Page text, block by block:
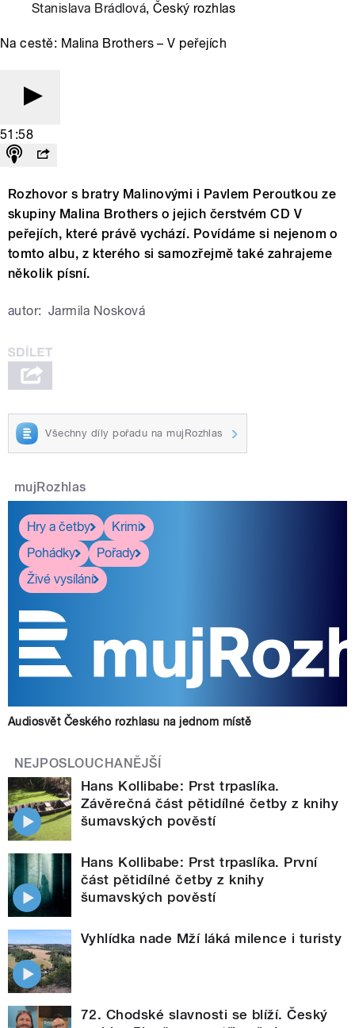
Stanislava Brádlová, Český rozhlas
Na cestě: Malina Brothers – V peřejích
51:58
Rozhovor s bratry Malinovými i Pavlem Peroutkou ze
skupiny Malina Brothers o jejich čerstvém CD V
peřejích, které právě vychází. Povídáme si nejenom o
tomto albu, z kterého si samozřejmě také zahrajeme
několik písní.
autor: Jarmila Nosková
Všechny díly pořadu na mujRozhlas
mujRozhlas
Hry a četby
Krimi
Pohádky
Pořady
Živé vysílání
Audiosvět Českého rozhlasu na jednom místě
NEJPOSLOUCHANĚJŠÍ
Hans Kollibabe: Prst trpaslíka.
Závěrečná část pětidílné četby z knihy
šumavských pověstí
Hans Kollibabe: Prst trpaslíka. První
část pětidílné četby z knihy
šumavských pověstí
Vyhlídka nade Mží láká milence i turisty
72. Chodské slavnosti se blíží. Český